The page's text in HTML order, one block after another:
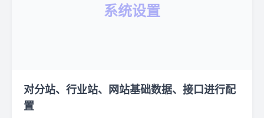
系统设置
对分站、行业站、网站基础数据、接口进行配
置